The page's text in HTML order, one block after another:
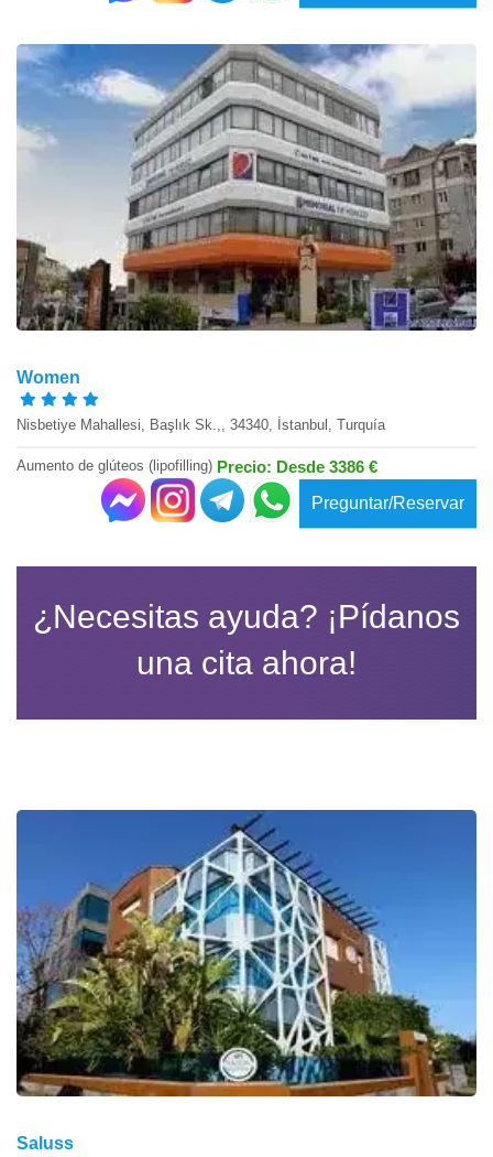
Women
Nisbetiye Mahallesi, Başlık Sk.,, 34340, İstanbul, Turquía
Aumento de glúteos (lipofilling) Precio: Desde 3386 €
Preguntar/Reservar
¿Necesitas ayuda? ¡Pídanos
una cita ahora!
Saluss